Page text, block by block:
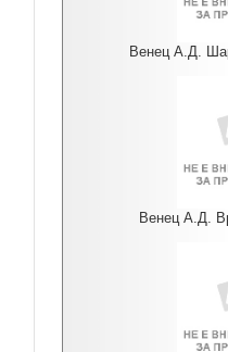
Венец А.Д.
Венец А.Д.